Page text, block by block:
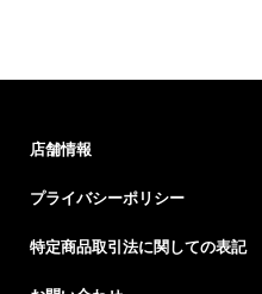
店舗情報
プライバシーポリシー
特定商品取引法に関しての表記